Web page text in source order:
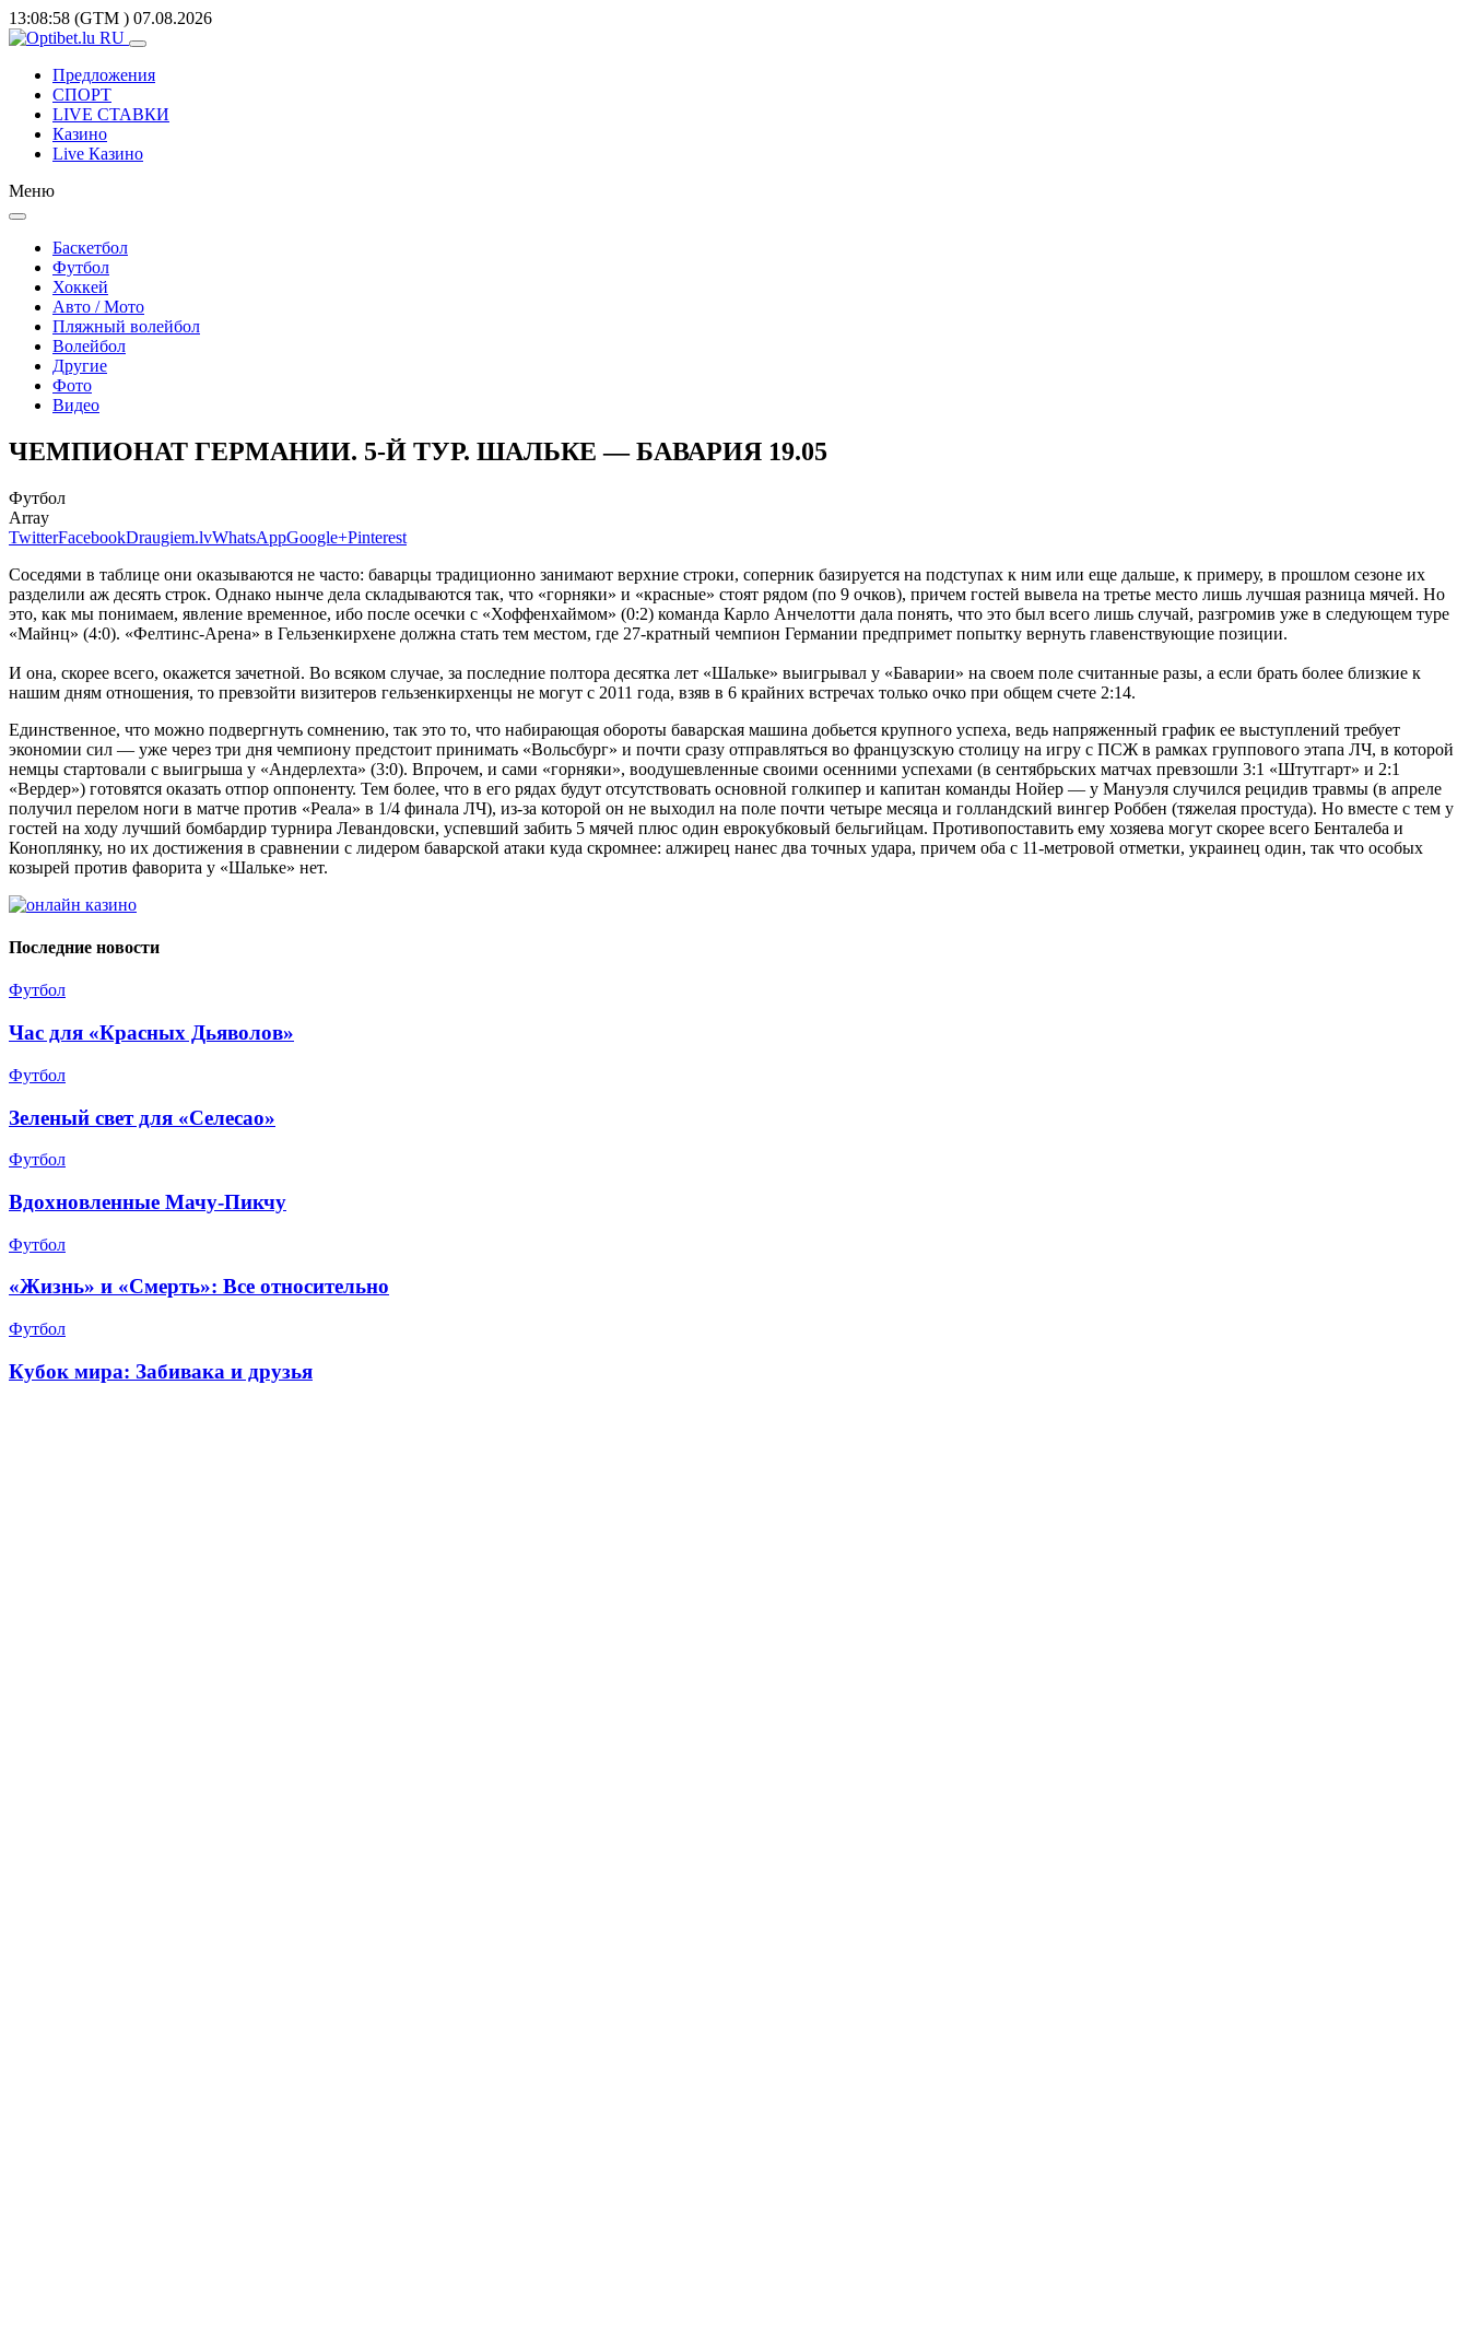
13:08:58 (GTM ) 07.08.2026
Предложения
СПОРТ
LIVE СТАВКИ
Казино
Live Казино
Меню
Баскетбол
Футбол
Хоккей
Авто / Мото
Пляжный волейбол
Волейбол
Другие
Фото
Видео
ЧЕМПИОНАТ ГЕРМАНИИ. 5-Й ТУР. ШАЛЬКЕ — БАВАРИЯ 19.05
Футбол
Array
TwitterFacebookDraugiem.lvWhatsAppGoogle+Pinterest
Соседями в таблице они оказываются не часто: баварцы традиционно занимают верхние строки, соперник базируется на подступах к ним или еще дальше, к примеру, в прошлом сезоне их
разделили аж десять строк. Однако нынче дела складываются так, что «горняки» и «красные» стоят рядом (по 9 очков), причем гостей вывела на третье место лишь лучшая разница мячей. Но
это, как мы понимаем, явление временное, ибо после осечки с «Хоффенхаймом» (0:2) команда Карло Анчелотти дала понять, что это был всего лишь случай, разгромив уже в следующем туре
«Майнц» (4:0). «Фелтинс-Арена» в Гельзенкирхене должна стать тем местом, где 27-кратный чемпион Германии предпримет попытку вернуть главенствующие позиции.
И она, скорее всего, окажется зачетной. Во всяком случае, за последние полтора десятка лет «Шальке» выигрывал у «Баварии» на своем поле считанные разы, а если брать более близкие к
нашим дням отношения, то превзойти визитеров гельзенкирхенцы не могут с 2011 года, взяв в 6 крайних встречах только очко при общем счете 2:14.
Единственное, что можно подвергнуть сомнению, так это то, что набирающая обороты баварская машина добьется крупного успеха, ведь напряженный график ее выступлений требует
экономии сил — уже через три дня чемпиону предстоит принимать «Вольсбург» и почти сразу отправляться во французскую столицу на игру с ПСЖ в рамках группового этапа ЛЧ, в которой
немцы стартовали с выигрыша у «Андерлехта» (3:0). Впрочем, и сами «горняки», воодушевленные своими осенними успехами (в сентябрьских матчах превзошли 3:1 «Штутгарт» и 2:1
«Вердер») готовятся оказать отпор оппоненту. Тем более, что в его рядах будут отсутствовать основной голкипер и капитан команды Нойер — у Мануэля случился рецидив травмы (в апреле
получил перелом ноги в матче против «Реала» в 1/4 финала ЛЧ), из-за которой он не выходил на поле почти четыре месяца и голландский вингер Роббен (тяжелая простуда). Но вместе с тем у
гостей на ходу лучший бомбардир турнира Левандовски, успевший забить 5 мячей плюс один еврокубковый бельгийцам. Противопоставить ему хозяева могут скорее всего Бенталеба и
Коноплянку, но их достижения в сравнении с лидером баварской атаки куда скромнее: алжирец нанес два точных удара, причем оба с 11-метровой отметки, украинец один, так что особых
козырей против фаворита у «Шальке» нет.
Последние новости
Футбол
Час для «Красных Дьяволов»
Футбол
Зеленый свет для «Селесао»
Футбол
Вдохновленные Мачу-Пикчу
Футбол
«Жизнь» и «Смерть»: Все относительно
Футбол
Кубок мира: Забивака и друзья